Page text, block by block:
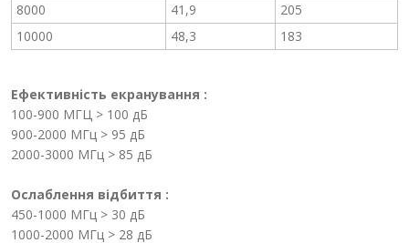
8000
41,9
205
10000
48,3 183
Ефективність екранування :
100-900 МГЦ > 100 дБ
900-2000 МГц > 95 дБ
2000-3000 МГц > 85 дБ
Ослаблення відбиття :
450-1000 МГц > 30 дБ
1000-2000 МГц > 28 дБ